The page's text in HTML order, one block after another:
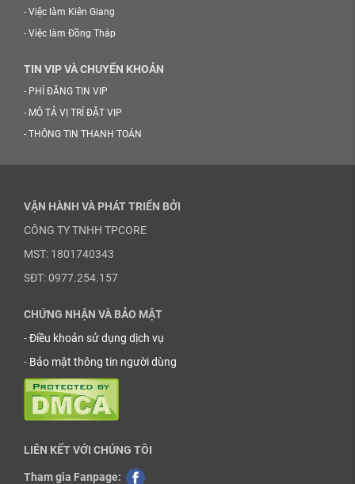
- Việc làm Kiên Giang
- Việc làm Đồng Tháp
TIN VIP VÀ CHUYỂN KHOẢN
- PHÍ ĐĂNG TIN VIP
- MÔ TẢ VỊ TRÍ ĐẶT VIP
- THÔNG TIN THANH TOÁN
VẬN HÀNH VÀ PHÁT TRIỂN BỞI
CÔNG TY TNHH TPCORE
MST: 1801740343
SĐT: 0977.254.157
CHỨNG NHẬN VÀ BẢO MẬT
-Điều khoản sử dụng dịch vụ
- Bảo mật thông tin người dùng
LIÊN KẾT VỚI CHÚNG TÔI
Tham gia Fanpage: